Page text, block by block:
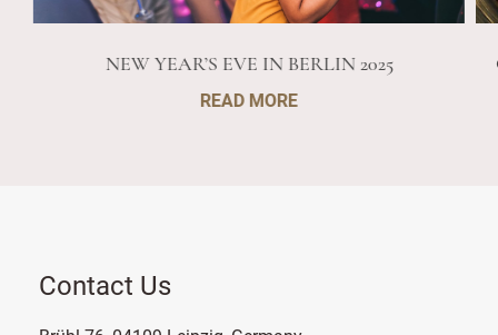
NEW YEAR’S EVE IN BERLIN 2025
READ MORE
Contact Us